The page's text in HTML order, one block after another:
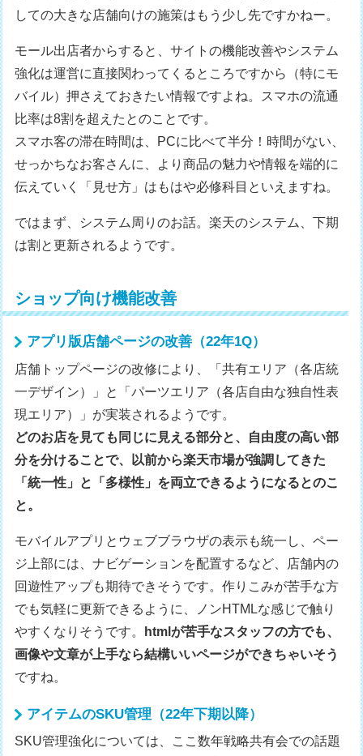
しての大きな店舗向けの施策はもう少し先ですかねー。
モール出店者からすると、サイトの機能改善やシステム
強化は運営に直接関わってくるところですから（特にモ
バイル）押さえておきたい情報ですよね。スマホの流通
比率は8割を超えたとのことです。
スマホ客の滞在時間は、PCに比べて半分！時間がない、
せっかちなお客さんに、より商品の魅力や情報を端的に
伝えていく「見せ方」はもはや必修科目といえますね。
ではまず、システム周りのお話。楽天のシステム、下期
は割と更新されるようです。
ショップ向け機能改善
アプリ版店舗ページの改善（22年1Q）
店舗トップページの改修により、「共有エリア（各店統
一デザイン）」と「パーツエリア（各店自由な独自性表
現エリア）」が実装されるようです。
どのお店を見ても同じに見える部分と、自由度の高い部
分を分けることで、以前から楽天市場が強調してきた
「統一性」と「多様性」を両立できるようになるとのこ
と。
モバイルアプリとウェブブラウザの表示も統一し、ペー
ジ上部には、ナビゲーションを配置するなど、店舗内の
回遊性アップも期待できそうです。作りこみが苦手な方
でも気軽に更新できるように、ノンHTMLな感じで触り
やすくなりそうです。
htmlが苦手なスタッフの方でも、
画像や文章が上手なら結構いいページができちゃいそう
ですね。
アイテムのSKU管理（22年下期以降）
SKU管理強化については、ここ数年戦略共有会での話題